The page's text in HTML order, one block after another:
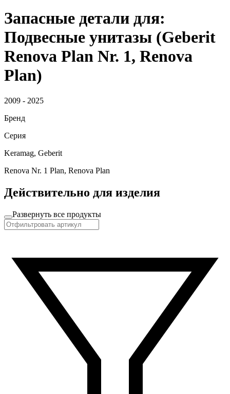
Запасные детали для:
Подвесные унитазы (Geberit
Renova Plan Nr. 1, Renova
Plan)
2009 - 2025
Бренд
Серия
Keramag, Geberit
Renova Nr. 1 Plan, Renova Plan
Действительно для изделия
Развернуть все продукты